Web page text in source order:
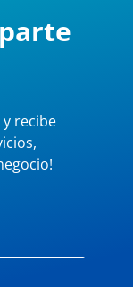
recibe